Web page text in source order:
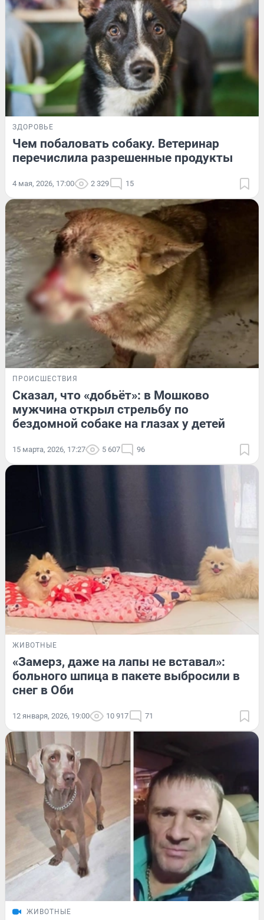
ЗДОРОВЬЕ
Чем побаловать собаку. Ветеринар
перечислила разрешенные продукты
4 мая, 2026, 17:00 2 329 15
ПРОИСШЕСТВИЯ
Сказал, что «добьёт»: в Мошково
мужчина открыл стрельбу по
бездомной собаке на глазах у детей
15 марта, 2026, 17:27 5 607 96
ЖИВОТНЫЕ
«Замерз, даже на лапы не вставал»:
больного шпица в пакете выбросили в
снег в Оби
12 января, 2026, 19:00 10 917 71
ЖИВОТНЫЕ